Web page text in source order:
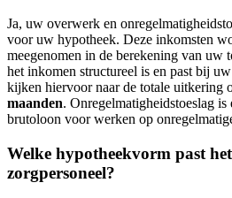
Ja, uw overwerk en
voor uw hypotheek. Deze inkomsten
meegenomen in de berekening van uw
het inkomen structureel is en past bij
kijken hiervoor naar de totale uitkering
maanden. Onregelmatigheidstoeslag
brutoloon voor werken op
Welke hypotheekvorm past
zorgpersoneel?